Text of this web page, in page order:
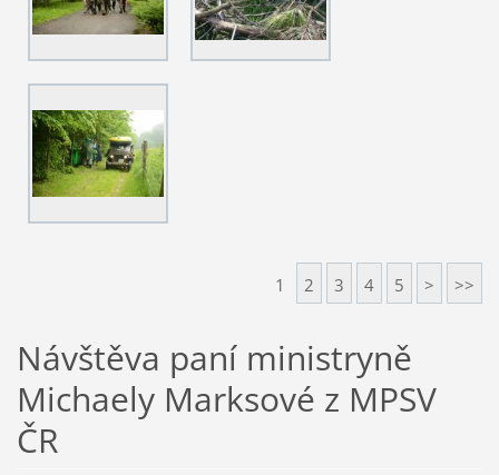
1 2 3 4 5 > >>
Návštěva paní ministryně
Michaely Marksové z MPSV
ČR